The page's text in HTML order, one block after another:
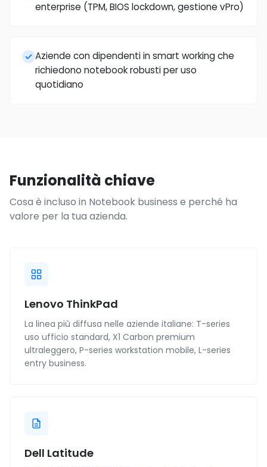
enterprise (TPM, BIOS lockdown, gestione vPro)
Aziende con dipendenti in smart working che
richiedono notebook robusti per uso
quotidiano
Funzionalità chiave
Cosa è incluso in Notebook business e perché ha
valore per la tua azienda.
Lenovo ThinkPad
La linea più diffusa nelle aziende italiane: T-series
uso ufficio standard, X1 Carbon premium
ultraleggero, P-series workstation mobile, L-series
entry business.
Dell Latitude